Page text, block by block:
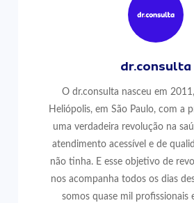
dr.consulta
O dr.consulta nasceu em
Heliópolis, em São Paulo, com a
uma verdadeira revolução na
atendimento acessível e de
não tinha. E esse objetivo de
nos acompanha todos os dias
somos quase mil profissionais